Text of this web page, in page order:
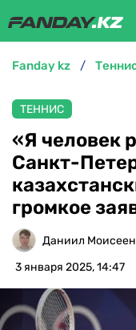
БОКС
ММА
ТЕННИС
ХОККЕЙ
ФУТЗАЛ
fanday kz
ТЕННИС
«Я человек
Санкт-
громкое
Даниил
3 января 2025, 14:47